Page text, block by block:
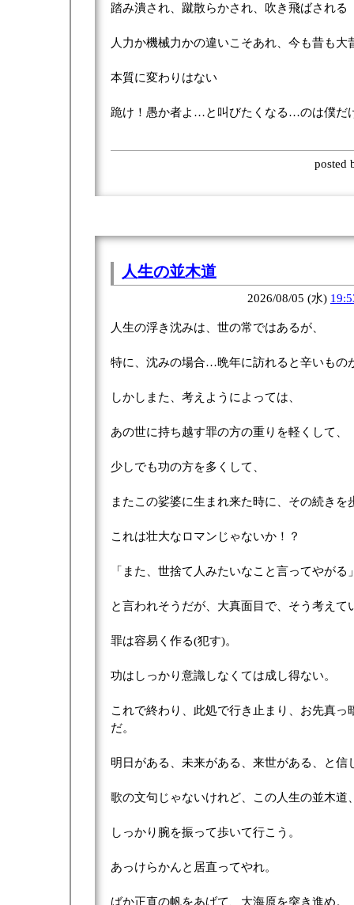
踏み潰され、蹴散らかされ、吹き飛ばされる
人力か機械力かの違いこそあれ、今も昔も大
本質に変わりはない
跪け！愚か者よ…と叫びたくなる…のは僕だ
posted
人生の並木道
2026/08/05 (水)
人生の浮き沈みは、世の常ではあるが、
特に、沈みの場合…晩年に訪れると辛いもの
しかしまた、考えようによっては、
あの世に持ち越す罪の方の重りを軽くして、
少しでも功の方を多くして、
またこの娑婆に生まれ来た時に、その続きを
これは壮大なロマンじゃないか！？
「また、世捨て人みたいなこと言ってやがる
と言われそうだが、大真面目で、そう考えて
罪は容易く作る(犯す)。
功はしっかり意識しなくては成し得ない。
これで終わり、此処で行き止まり、お先真っ
だ。
明日がある、未来がある、来世がある、と信
歌の文句じゃないけれど、この人生の並木道
しっかり腕を振って歩いて行こう。
あっけらかんと居直ってやれ。
ばか正直の帆をあげて、大海原を突き進め。